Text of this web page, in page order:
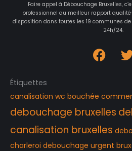
Faire appel à Débouchage Bruxelles,
professionnel au meilleur rapport
disposition dans toutes les 19 communes
24h/24.
Étiquettes
canalisation wc bouchée
debouchage bruxelles
canalisation bruxelles
charleroi debouchage urgent